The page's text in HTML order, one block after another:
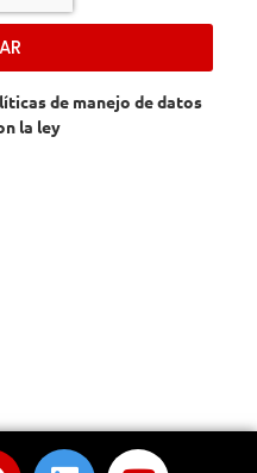
de manejo de datos
la ley